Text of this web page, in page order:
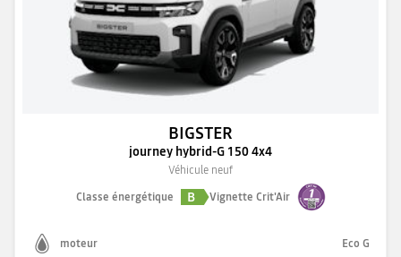
BIGSTER
journey hybrid-G 150 4x4
Véhicule neuf
Classe énergétique
B Vignette Crit'Air
moteur Eco G